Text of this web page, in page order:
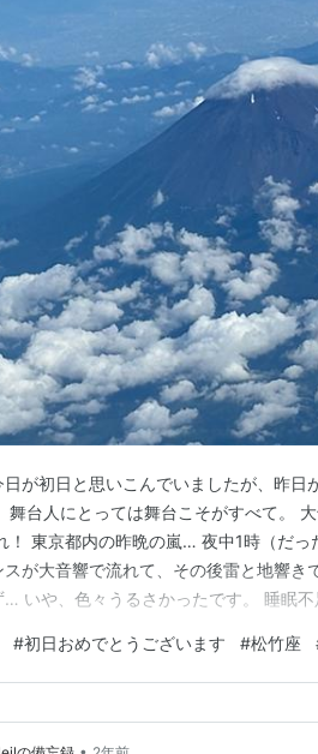
が初日と思いこんでいましたが、昨日
舞台人にとっては舞台こそがすべて。
！ 東京都内の昨晩の嵐… 夜中1時（だ
が大音響で流れて、その後雷と地響き
… いや、色々うるさかったです。 睡眠
快晴（暑そう…）いや、暑い… 今日はこ
時開演に間に合うように来…
#初日おめでとうございます #松竹座